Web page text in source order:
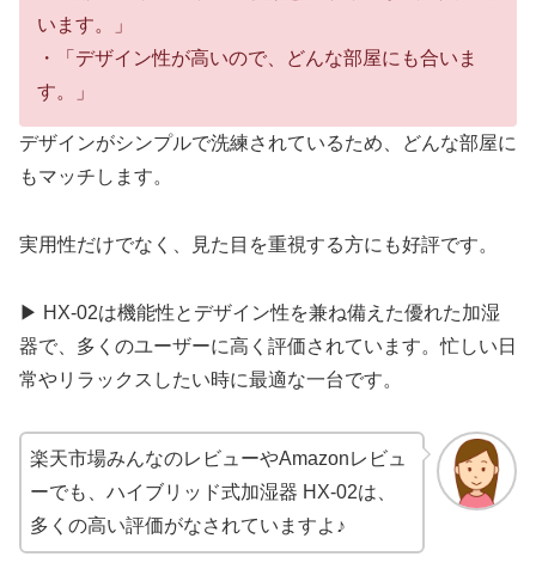
います。」
・「デザイン性が高いので、どんな部屋にも合いま
す。」
デザインがシンプルで洗練されているため、どんな部屋に
もマッチします。
実用性だけでなく、見た目を重視する方にも好評です。
▶ HX-02は機能性とデザイン性を兼ね備えた優れた加湿
器で、多くのユーザーに高く評価されています。忙しい日
常やリラックスしたい時に最適な一台です。
楽天市場みんなのレビューやAmazonレビュ
ーでも、ハイブリッド式加湿器 HX-02は、
多くの高い評価がなされていますよ♪